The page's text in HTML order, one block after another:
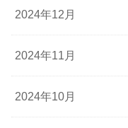
2024年12月
2024年11月
2024年10月